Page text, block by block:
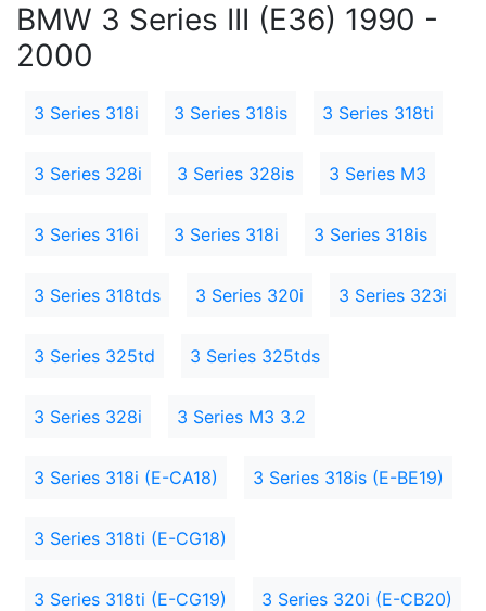
BMW 3 Series III (E36) 1990 -
2000
3 Series 318i 3 Series 318is 3 Series 318ti
3 Series 328i 3 Series 328is 3 Series M3
3 Series 316i 3 Series 318i 3 Series 318is
3 Series 318tds 3 Series 320i 3 Series 323i
3 Series 325td 3 Series 325tds
3 Series 328i 3 Series M3 3.2
3 Series 318i (E-CA18) 3 Series 318is (E-BE19)
3 Series 318ti (E-CG18)
3 Series 318ti (E-CG19) 3 Series 320i (E-CB20)